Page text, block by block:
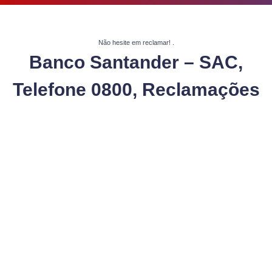
Não hesite em reclamar!
Banco Santander – SAC,
Telefone 0800, Reclamações